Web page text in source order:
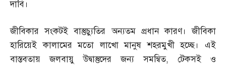
দাবি।
জীবিকার সংকটই বাস্তুচ্যুতির অন্যতম প্রধান কারণ। জীবিকা
হারিয়েই কালামের মতো লাখো মানুষ শহরমুখী হচ্ছে। এই
বাস্তবতায় জলবায়ু উদ্বাস্তুদের জন্য সমন্বিত, টেকসই ও